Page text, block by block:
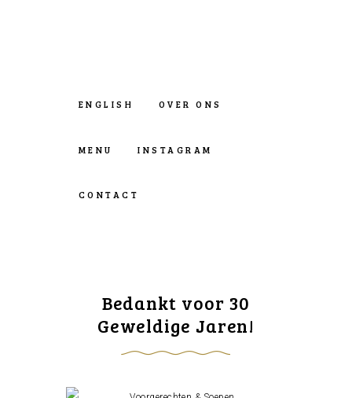
ENGLISH OVER ONS
MENU INSTAGRAM
CONTACT
Bedankt voor 30
Geweldige Jaren!